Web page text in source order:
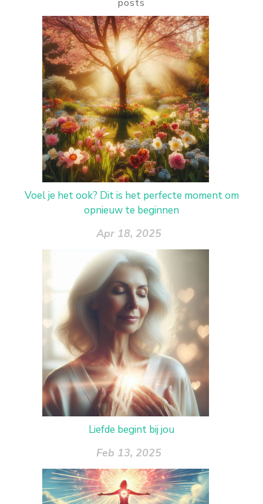
posts
Voel je het ook? Dit is het perfecte moment om
opnieuw te beginnen
Apr 18, 2025
Liefde begint bij jou
Feb 13, 2025